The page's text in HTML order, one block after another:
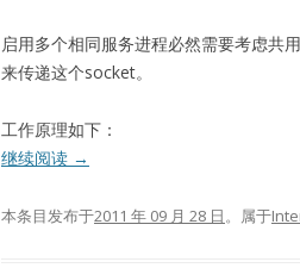
启用多个相同服务进程必然需要考虑共
来传递这个socket。
工作原理如下：
继续阅读 →
本条目发布于2011 年 09 月 28 日 。属于